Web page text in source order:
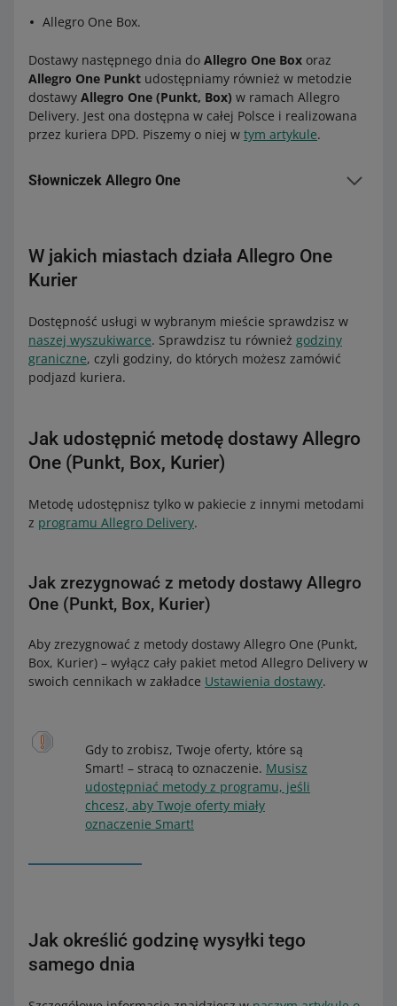
Allegro One Box.
Dostawy następnego dnia do Allegro One Box oraz
Allegro One Punkt udostępniamy również w metodzie
dostawy Allegro One (Punkt, Box) w ramach Allegro
Delivery. Jest ona dostępna w całej Polsce i realizowana
przez kuriera DPD. Piszemy o niej w tym artykule.
Słowniczek Allegro One
Metody dostawy:
Allegro One (Punkt, Box) – metoda z dostawą do
Polsce. Przesyłki obsługuje DPD.
Allegro One (Punkt, Box, Kurier) – metoda z dostawą
do punktów odbioru, automatów paczkowych i na
adres kupującego na terenie wybranych miast.
Allegro One Punkt – dostawa do punktów odbioru
Kolporter, epaka.pl, Furgonetka, Auchan lub Pakersi
paczkowych
Allegro One Kurier – dostawa kurierem w ramach
Allegro One Kurier – opłata przy odbiorze – dostawa
kurierem z płatnością pobraniową w ramach
metody dostawy Allegro One (Punkt, Box, Kurier).
W jakich miastach działa Allegro One
Kurier
Dostępność usługi w wybranym mieście sprawdzisz w
naszej wyszukiwarce. Sprawdzisz tu również godziny
graniczne, czyli godziny, do których możesz zamówić
podjazd kuriera.
Jak udostępnić metodę dostawy Allegro
One (Punkt, Box, Kurier)
Metodę udostępnisz tylko w pakiecie z innymi metodami
z programu Allegro Delivery.
Jak zrezygnować z metody dostawy Allegro
One (Punkt, Box, Kurier)
Aby zrezygnować z metody dostawy Allegro One (Punkt,
Box, Kurier) – wyłącz cały pakiet metod Allegro Delivery w
swoich cennikach w zakładce Ustawienia dostawy.
Gdy to zrobisz, Twoje oferty, które są
Smart! – stracą to oznaczenie. Musisz
udostępniać metody z programu, jeśli
chcesz, aby Twoje oferty miały
oznaczenie Smart!
Jak określić godzinę wysyłki tego
samego dnia